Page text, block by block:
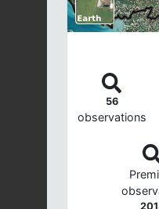
56
observations